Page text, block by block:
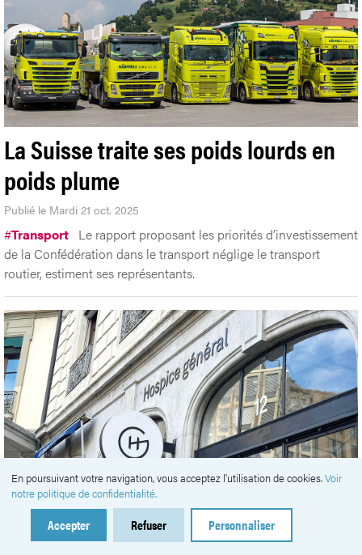
La Suisse traite ses poids lourds en
poids plume
Publié le Mardi 21 oct. 2025
#Transport Le rapport proposant les priorités d’investissement
de la Confédération dans le transport néglige le transport
routier, estiment ses représentants.
Aide sociale: un décalage avec les
En poursuivant votre navigation, vous acceptez l'utilisation de cookies.Voir
notre politique de confidentialité.
Accepter Refuser Personnaliser